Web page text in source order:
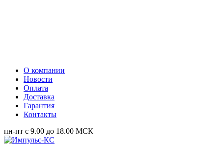
О компании
Новости
Оплата
Доставка
Гарантия
Контакты
пн-пт с 9.00 до 18.00 МСК